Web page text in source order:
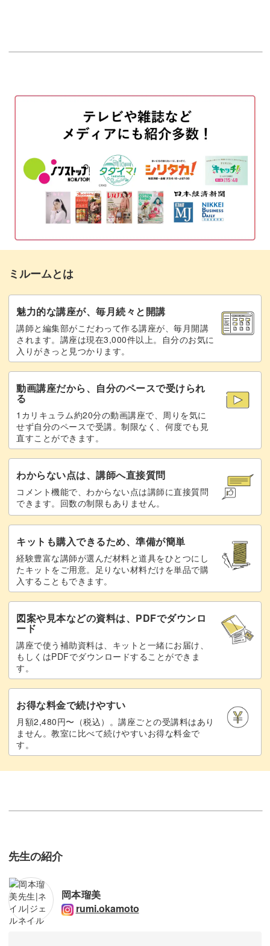
花びらを描く
花びらを重ねる
ゴールドのデザインを入れる 23:20
マットジェルでコーティングする
中心に点を打つ
完成♪ 32:01
ミルームとは
魅力的な講座が、毎月続々と開講
講師と編集部がこだわって作る講座が、毎月開講
されます。講座は現在3,000件以上。自分のお気に
入りがきっと見つかります。
動画講座だから、自分のペースで受けられ
る
1カリキュラム約20分の動画講座で、周りを気に
せず自分のペースで受講。制限なく、何度でも見
直すことができます。
わからない点は、講師へ直接質問
コメント機能で、わからない点は講師に直接質問
できます。回数の制限もありません。
キットも購入できるため、準備が簡単
経験豊富な講師が選んだ材料と道具をひとつにし
たキットをご用意。足りない材料だけを単品で購
入することもできます。
図案や見本などの資料は、PDFでダウンロ
ード
講座で使う補助資料は、キットと一緒にお届け、
もしくはPDFでダウンロードすることができま
す。
お得な料金で続けやすい
月額2,480円〜（税込）。講座ごとの受講料はあり
ません。教室に比べて続けやすいお得な料金で
す。
先生の紹介
岡本瑠美
rumi.okamoto